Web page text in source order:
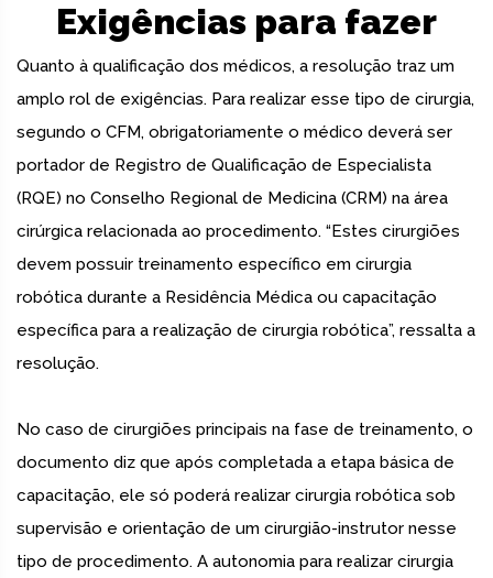
Exigências para fazer
Quanto à qualificação dos médicos, a resolução traz um
amplo rol de exigências. Para realizar esse tipo de cirurgia,
segundo o CFM, obrigatoriamente o médico deverá ser
portador de Registro de Qualificação de Especialista
(RQE) no Conselho Regional de Medicina (CRM) na área
cirúrgica relacionada ao procedimento. “Estes cirurgiões
devem possuir treinamento específico em cirurgia
robótica durante a Residência Médica ou capacitação
específica para a realização de cirurgia robótica”, ressalta a
resolução.
No caso de cirurgiões principais na fase de treinamento, o
documento diz que após completada a etapa básica de
capacitação, ele só poderá realizar cirurgia robótica sob
supervisão e orientação de um cirurgião-instrutor nesse
tipo de procedimento. A autonomia para realizar cirurgia